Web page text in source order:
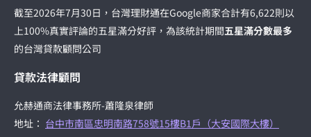
截至2026年7月30日，台灣理財通在Google商家合計有6,622則以
上100%真實評論的五星滿分好評，為該統計期間五星滿分數最多
的台灣貸款顧問公司
貸款法律顧問
允赫通商法律事務所-蕭隆泉律師
地址： 台中市南區忠明南路758號15樓B1戶（大安國際大樓）